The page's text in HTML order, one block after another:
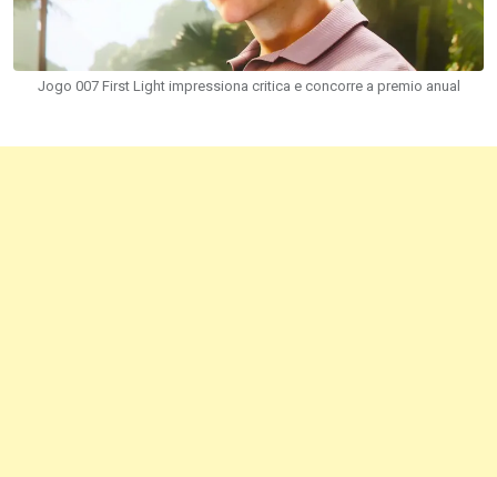
Jogo 007 First Light impressiona critica e concorre a premio anual